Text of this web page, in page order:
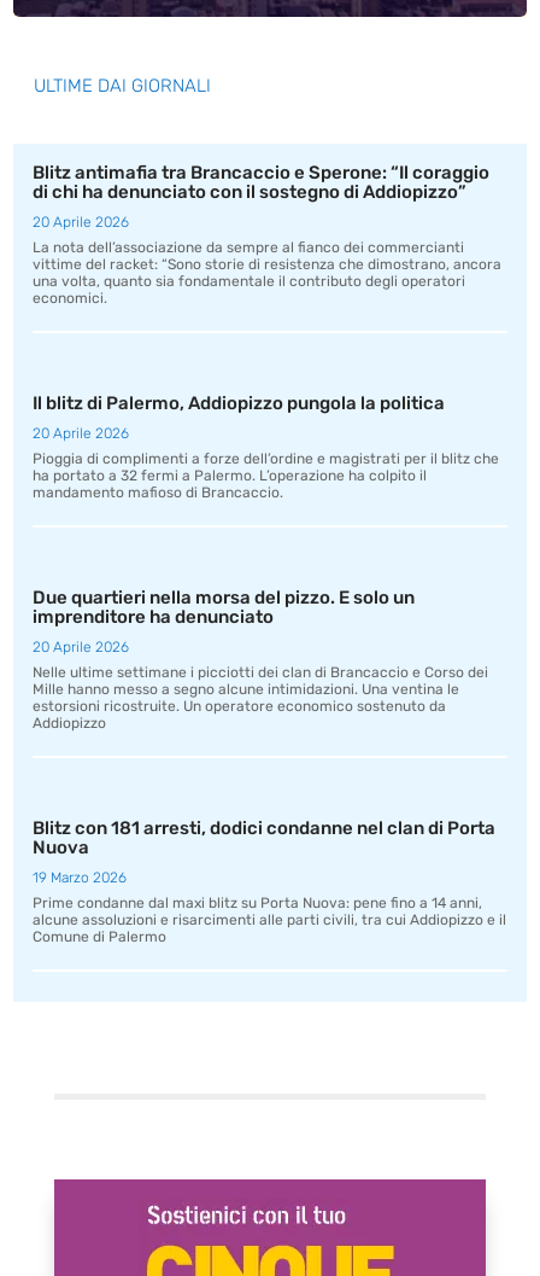
ULTIME DAI GIORNALI
Blitz antimafia tra Brancaccio e Sperone: “Il coraggio
di chi ha denunciato con il sostegno di Addiopizzo”
20 Aprile 2026
La nota dell’associazione da sempre al fianco dei commercianti
vittime del racket: “Sono storie di resistenza che dimostrano, ancora
una volta, quanto sia fondamentale il contributo degli operatori
economici.
Il blitz di Palermo, Addiopizzo pungola la politica
20 Aprile 2026
Pioggia di complimenti a forze dell’ordine e magistrati per il blitz che
ha portato a 32 fermi a Palermo. L’operazione ha colpito il
mandamento mafioso di Brancaccio.
Due quartieri nella morsa del pizzo. E solo un
imprenditore ha denunciato
20 Aprile 2026
Nelle ultime settimane i picciotti dei clan di Brancaccio e Corso dei
Mille hanno messo a segno alcune intimidazioni. Una ventina le
estorsioni ricostruite. Un operatore economico sostenuto da
Addiopizzo
Blitz con 181 arresti, dodici condanne nel clan di Porta
Nuova
19 Marzo 2026
Prime condanne dal maxi blitz su Porta Nuova: pene fino a 14 anni,
alcune assoluzioni e risarcimenti alle parti civili, tra cui Addiopizzo e il
Comune di Palermo